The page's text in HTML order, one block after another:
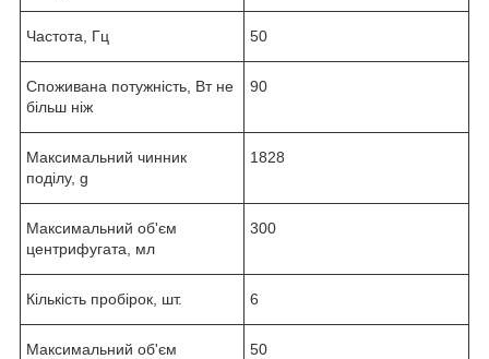
Частота, Гц 50
Споживана потужність, Вт не
більш ніж
90
Максимальний чинник
поділу, g
1828
Максимальний об'єм
центрифугата, мл
300
Кількість пробірок, шт. 6
Максимальний об'єм
50